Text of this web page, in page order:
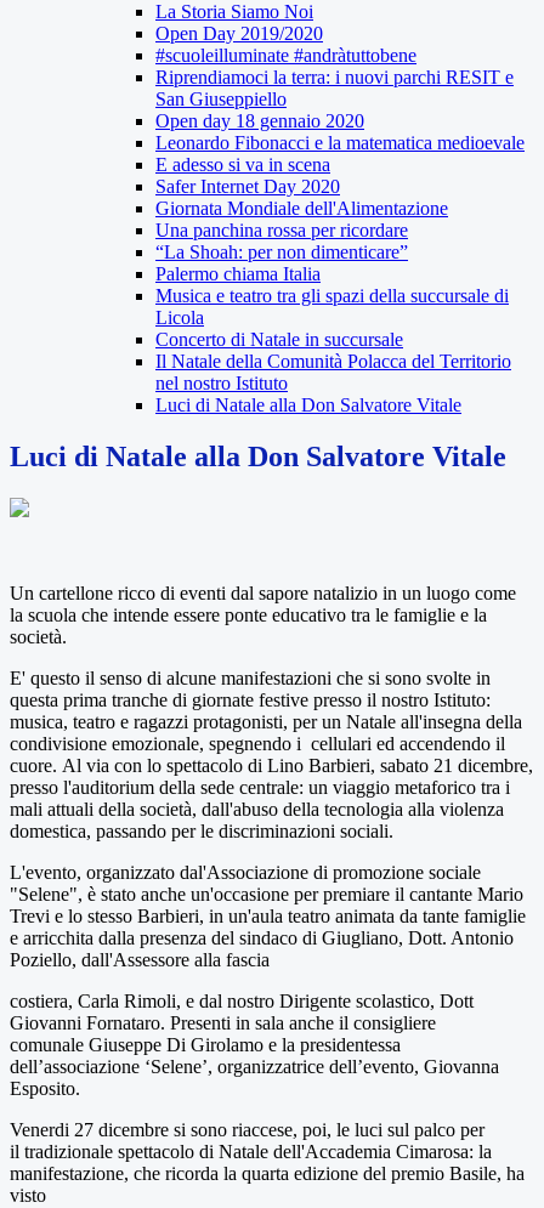
La Storia Siamo Noi
Open Day 2019/2020
#scuoleilluminate #andràtuttobene
Riprendiamoci la terra: i nuovi parchi RESIT e
San Giuseppiello
Open day 18 gennaio 2020
Leonardo Fibonacci e la matematica medioevale
E adesso si va in scena
Safer Internet Day 2020
Giornata Mondiale dell'Alimentazione
Una panchina rossa per ricordare
“La Shoah: per non dimenticare”
Palermo chiama Italia
Musica e teatro tra gli spazi della succursale di
Licola
Concerto di Natale in succursale
Il Natale della Comunità Polacca del Territorio
nel nostro Istituto
Luci di Natale alla Don Salvatore Vitale
Luci di Natale alla Don Salvatore Vitale
Un cartellone ricco di eventi dal sapore natalizio in un luogo come
la scuola che intende essere ponte educativo tra le famiglie e la
società.
E' questo il senso di alcune manifestazioni che si sono svolte in
questa prima tranche di giornate festive presso il nostro Istituto:
musica, teatro e ragazzi protagonisti, per un Natale all'insegna della
condivisione emozionale, spegnendo i cellulari ed accendendo il
cuore. Al via con lo spettacolo di Lino Barbieri, sabato 21 dicembre,
presso l'auditorium della sede centrale: un viaggio metaforico tra i
mali attuali della società, dall'abuso della tecnologia alla violenza
domestica, passando per le discriminazioni sociali.
L'evento, organizzato dal'Associazione di promozione sociale
"Selene", è stato anche un'occasione per premiare il cantante Mario
Trevi e lo stesso Barbieri, in un'aula teatro animata da tante famiglie
e arricchita dalla presenza del sindaco di Giugliano, Dott. Antonio
Poziello, dall'Assessore alla fascia
costiera, Carla Rimoli, e dal nostro Dirigente scolastico, Dott
Giovanni Fornataro. Presenti in sala anche il consigliere
comunale Giuseppe Di Girolamo e la presidentessa
dell’associazione ‘Selene’, organizzatrice dell’evento, Giovanna
Esposito.
Venerdi 27 dicembre si sono riaccese, poi, le luci sul palco per
il tradizionale spettacolo di Natale dell'Accademia Cimarosa: la
manifestazione, che ricorda la quarta edizione del premio Basile, ha
visto